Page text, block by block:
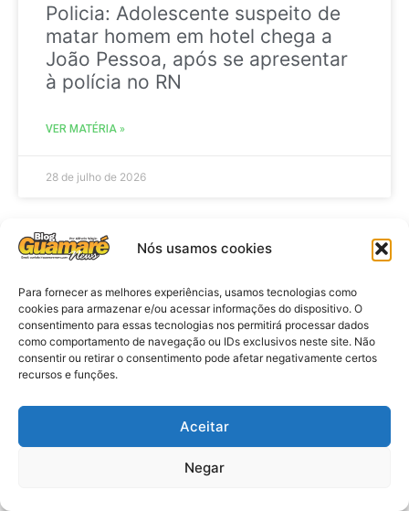
Nós usamos cookies
Para fornecer as melhores experiências, usamos tecnologias como
cookies para armazenar e/ou acessar informações do dispositivo. O
consentimento para essas tecnologias nos permitirá processar dados
como comportamento de navegação ou IDs exclusivos neste site. Não
consentir ou retirar o consentimento pode afetar negativamente certos
recursos e funções.
Aceitar
Negar
Policia: Adolescente suspeito de
matar homem em hotel chega a
João Pessoa, após se apresentar
à polícia no RN
VER MATÉRIA »
28 de julho de 2026
Eleições 2026: procuradores e